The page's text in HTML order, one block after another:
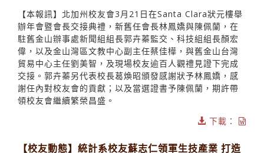
【本報訊】北加州校友會3月21日在Santa Clara狀元樓舉
辦年會暨會長交接典禮，新舊任會長林鳳嬌與陳佩蘭，在
駐舊金山辦事處新聞組組長郭卉蓁監交、科技組組長顏宏
偉，以及金山灣區文教中心副主任蔡佳樺，與舊金山台灣
貿易中心主任劉美智，及現場校友逾百人觀禮見證下完成
交接。郭卉蓁另代表校長葛煥昭頒發感謝狀予林鳳嬌，感
謝任內對校友會的貢獻；以及當選證書予陳佩蘭，期許帶
領校友會繼續繁榮昌盛。
下載：
【校友動態】統計系校友蘇志仁領軍生技產業 打造